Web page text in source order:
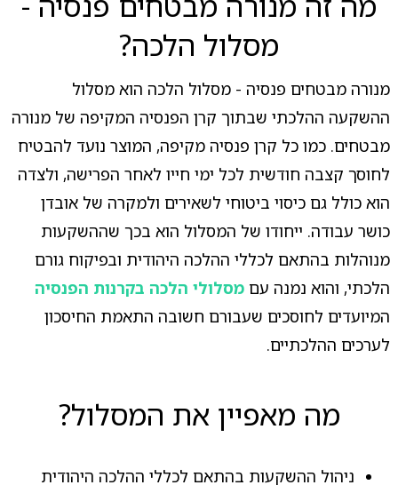
מסלול הלכה?
מנורה מבטחים פנסיה - מסלול הלכה הוא מסלול
ההשקעה ההלכתי שבתוך קרן הפנסיה המקיפה של מנורה
מבטחים. כמו כל קרן פנסיה מקיפה, המוצר נועד להבטיח
לחוסך קצבה חודשית לכל ימי חייו לאחר הפרישה, ולצדה
הוא כולל גם כיסוי ביטוחי לשאירים ולמקרה של אובדן
כושר עבודה. ייחודו של המסלול הוא בכך שההשקעות
מנוהלות בהתאם לכללי ההלכה היהודית ובפיקוח גורם
הלכתי, והוא נמנה עם מסלולי הלכה בקרנות הפנסיה
המיועדים לחוסכים שעבורם חשובה התאמת החיסכון
לערכים ההלכתיים.
מה מאפיין את המסלול?
ניהול ההשקעות בהתאם לכללי ההלכה היהודית